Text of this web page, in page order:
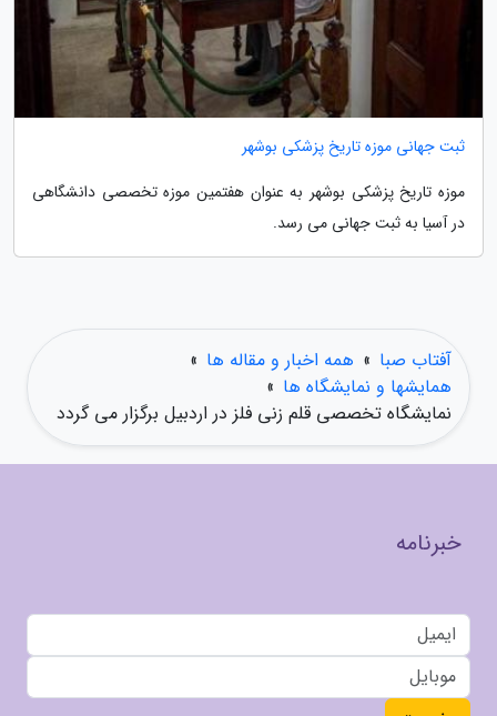
ثبت جهانی موزه تاریخ پزشکی بوشهر
موزه تاریخ پزشکی بوشهر به عنوان هفتمین موزه تخصصی دانشگاهی
در آسیا به ثبت جهانی می رسد.
آفتاب صبا » همه اخبار و مقاله ها »
همایشها و نمایشگاه ها »
نمایشگاه تخصصی قلم زنی فلز در اردبیل برگزار می گردد
خبرنامه